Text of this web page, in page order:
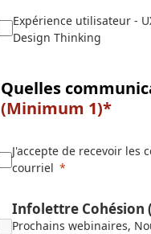
Expérience utilisateur -
Design Thinking
‌Quelles
(Minimum 1)*
J'accepte de recevoir les
courriel
Infolettre Cohésion
Prochains webinaires,